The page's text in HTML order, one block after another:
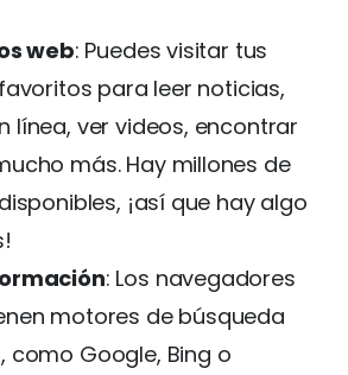
web: Puedes visitar tus
para leer noticias,
línea, ver videos, encontrar
más. Hay millones de
¡así que hay algo
: Los navegadores
motores de búsqueda
como Google, Bing o